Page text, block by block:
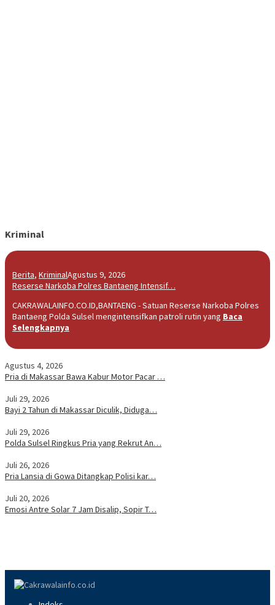
Kriminal
Berita, KriminalAgustus 9, 2026
Reserse Narkoba Polres Bantaeng Intensif…
CAKRAWALAINFO.CO.ID,BANTAENG - Satuan Reserse Narkoba Polres
Bantaeng Polda Sulsel mengintensifkan patroli rutin yang Baca
Selengkapnya
Agustus 4, 2026
Pria di Makassar Bawa Kabur Motor Pacar …
Juli 29, 2026
Bayi 2 Tahun di Makassar Diculik, Diduga…
Juli 29, 2026
Polda Sulsel Ringkus Pria yang Rekrut An…
Juli 26, 2026
Pria Lansia di Gowa Ditangkap Polisi kar…
Juli 20, 2026
Emosi Antre Solar 7 Jam Disalip, Sopir T…